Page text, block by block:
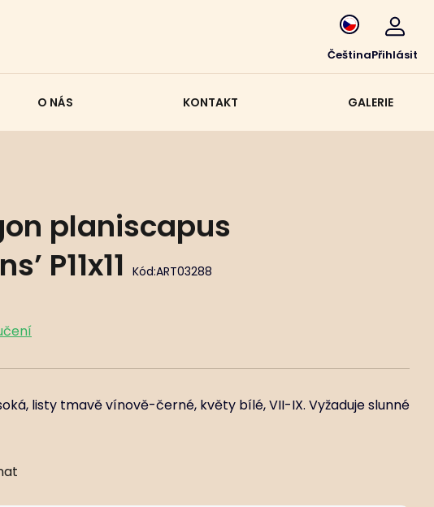
ČeštinaPřihlásit
O NÁS KONTAKT GALERIE
planiscapus
P11x11 Kód:ART03288
listy tmavě vínově-černé, květy bílé, VII-IX. Vyžaduje slunné